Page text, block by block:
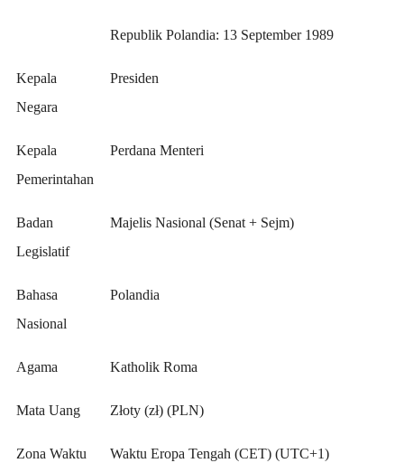
Republik Polandia: 13 September 1989
Kepala
Negara
Presiden
Kepala
Pemerintahan
Perdana Menteri
Badan
Legislatif
Majelis Nasional (Senat + Sejm)
Bahasa
Nasional
Polandia
Agama Katholik Roma
Mata Uang Złoty (zł) (PLN)
Zona Waktu Waktu Eropa Tengah (CET) (UTC+1)